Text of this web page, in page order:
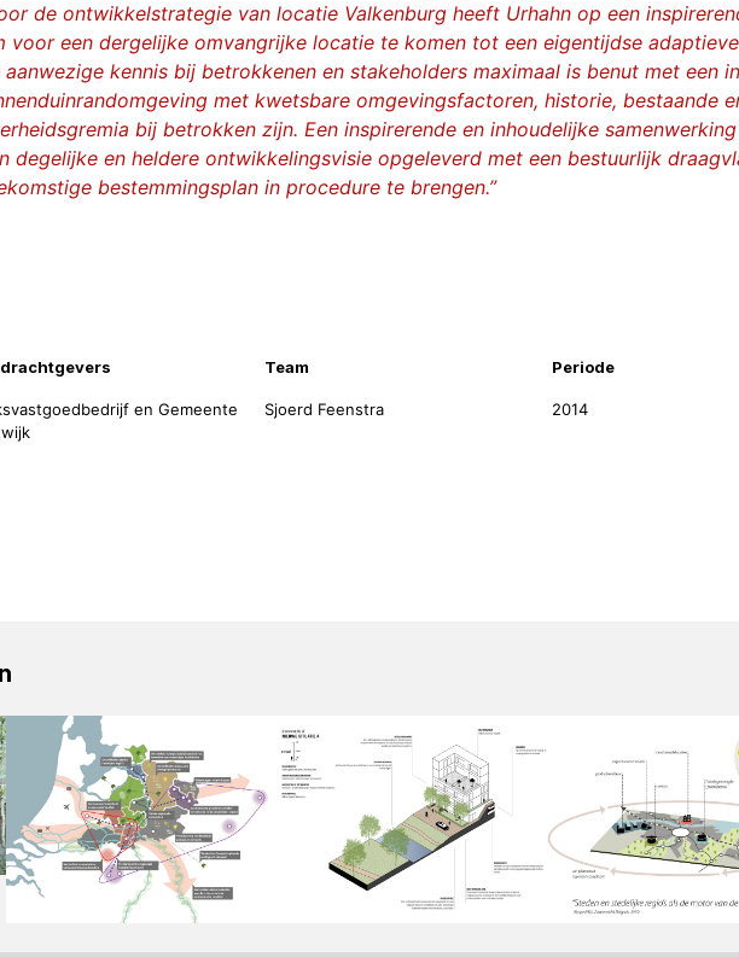
de ontwikkelstrategie van locatie Valkenburg heeft Urhahn op een
voor een dergelijke omvangrijke locatie te komen tot een eigentijdse
aanwezige kennis bij betrokkenen en stakeholders maximaal is benut met een
met kwetsbare omgevingsfactoren, historie, bestaande
bij betrokken zijn. Een inspirerende en inhoudelijke
degelijke en heldere ontwikkelingsvisie opgeleverd met een bestuurlijk
bestemmingsplan in procedure te brengen.”
Periode
2014
en Gemeente
Team
Sjoerd Feenstra